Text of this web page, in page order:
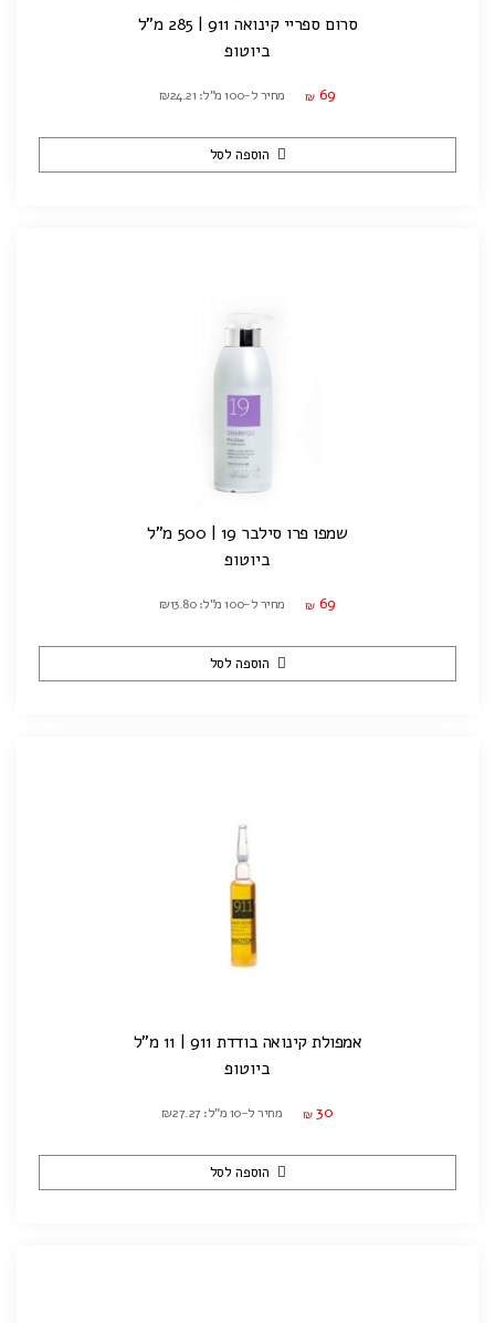
סרום ספריי קינואה 911 | 285 מ"ל
ביוטופ
₪ 69 מחיר ל-100 מ"ל: ₪24.21
הוספה לסל
שמפו פרו סילבר 19 | 500 מ"ל
ביוטופ
₪ 69 מחיר ל-100 מ"ל: ₪13.80
הוספה לסל
אמפולת קינואה בודדת 911 | 11 מ"ל
ביוטופ
₪ 30 מחיר ל-10 מ"ל: ₪27.27
הוספה לסל